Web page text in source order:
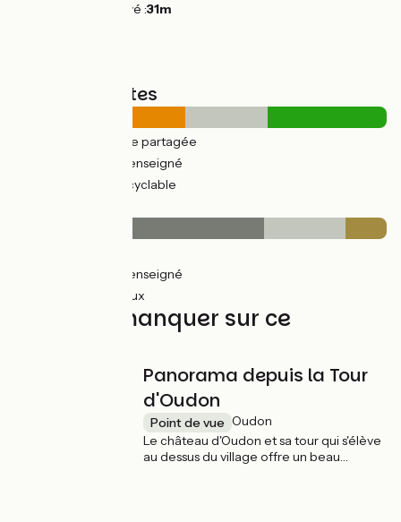
Point le plus élevé :31m
Types de routes
(46%) Route partagée
(22%) Non renseigné
(32%) Voie cyclable
(22%) Non renseigné
(11%) Rugueux
À ne pas manquer sur ce
Panorama depuis la Tour
d'Oudon
Point de vue Oudon
Le château d'Oudon et sa tour qui s'élève
au dessus du village offre un beau